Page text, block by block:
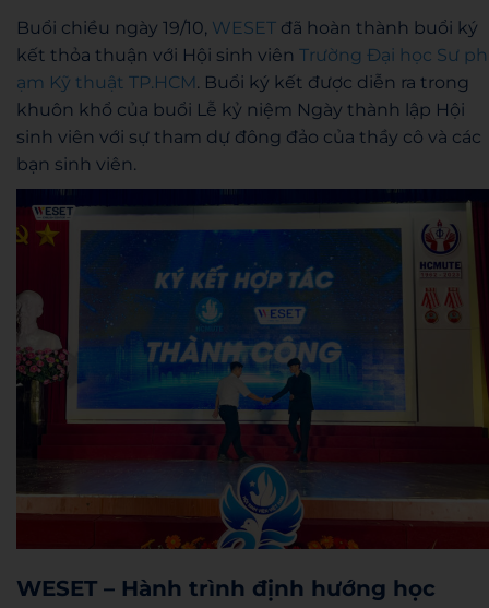
Buổi chiều ngày 19/10, WESET đã hoàn thành buổi ký
kết thỏa thuận với Hội sinh viên Trường Đại học Sư ph
ạm Kỹ thuật TP.HCM. Buổi ký kết được diễn ra trong
khuôn khổ của buổi Lễ kỷ niệm Ngày thành lập Hội
sinh viên với sự tham dự đông đảo của thầy cô và các
bạn sinh viên.
WESET – Hành trình định hướng học